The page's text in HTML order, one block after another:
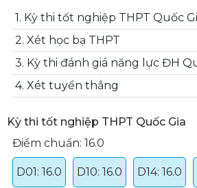
1. Kỳ thi tốt nghiệp THPT Quốc
2. Xét học bạ THPT
3. Kỳ thi đánh giá năng lực ĐH
4. Xét tuyển thẳng
Kỳ thi tốt nghiệp THPT Quốc Gia
Điểm chuẩn: 16.0
D01: 16.0 D10: 16.0 D14: 16.0